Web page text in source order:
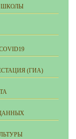
ШКОЛЫ
(ГИА)